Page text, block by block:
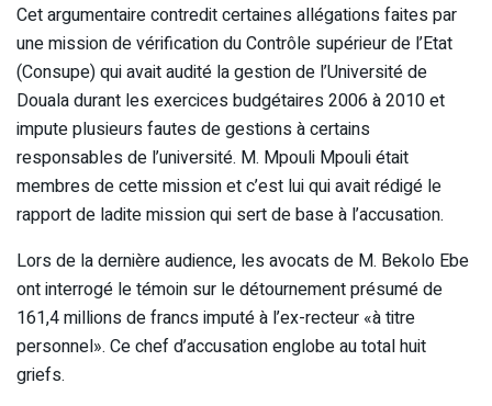
Cet argumentaire contredit certaines allégations faites par
une mission de vérification du Contrôle supérieur de l’Etat
(Consupe) qui avait audité la gestion de l’Université de
Douala durant les exercices budgétaires 2006 à 2010 et
impute plusieurs fautes de gestions à certains
responsables de l’université. M. Mpouli Mpouli était
membres de cette mission et c’est lui qui avait rédigé le
rapport de ladite mission qui sert de base à l’accusation.
Lors de la dernière audience, les avocats de M. Bekolo Ebe
ont interrogé le témoin sur le détournement présumé de
161,4 millions de francs imputé à l’ex-recteur «à titre
personnel». Ce chef d’accusation englobe au total huit
griefs.